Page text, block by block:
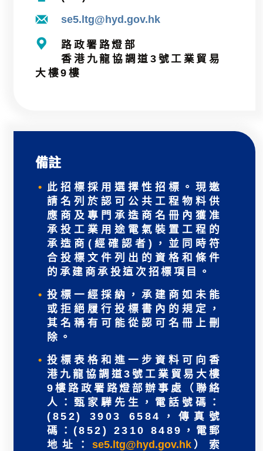
se5.ltg@hyd.gov.hk
路政署路燈部
香港九龍協調道3號工業貿易
大樓9樓
備註
此招標採用選擇性招標。現邀
請名列於認可公共工程物料供
應商及專門承造商名冊內獲准
承投工業用途電氣裝置工程的
承造商(經確認者)，並同時符
合投標文件列出的資格和條件
的承建商承投這次招標項目。
投標一經採納，承建商如未能
或拒絕履行投標書內的規定，
其名稱有可能從認可名冊上刪
除。
投標表格和進一步資料可向香
港九龍協調道3號工業貿易大樓
9樓路政署路燈部辦事處（聯絡
人：甄家驊先生，電話號碼：
(852) 3903 6584，傳真號
碼：(852) 2310 8489，電郵
地址：se5.ltg@hyd.gov.hk ）索